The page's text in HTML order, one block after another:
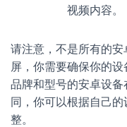
视频内容。
请注意，不是所有的安
屏，你需要确保你的
品牌和型号的安卓设
同，你可以根据自己
整。